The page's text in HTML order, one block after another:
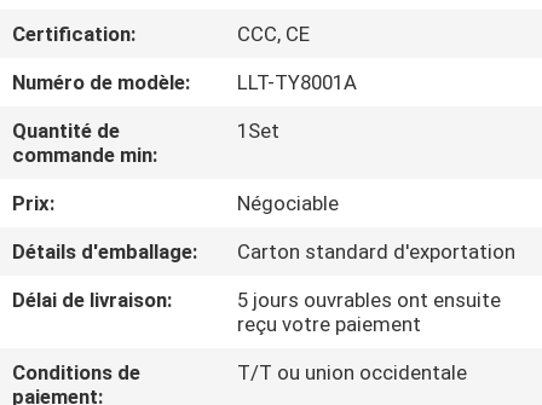
VISITE
D'USINE
CONTRÔLE
DE
QUALITÉ
CONTACTEZ-
Certification:
CCC, CE
Numéro de modèle:
LLT-TY8001A
Quantité de
commande min:
1Set
Prix:
Négociable
Détails d'emballage:
Carton standard d'exportation
Délai de livraison:
5 jours ouvrables ont ensuite
reçu votre paiement
Conditions de
paiement:
T/T ou union occidentale